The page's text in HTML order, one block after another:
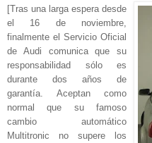
[Tras una larga espera desde
el 16 de noviembre,
finalmente el Servicio Oficial
de Audi comunica que su
responsabilidad sólo es
durante dos años de
garantía. Aceptan como
normal que su famoso
cambio automático
Multitronic no supere los